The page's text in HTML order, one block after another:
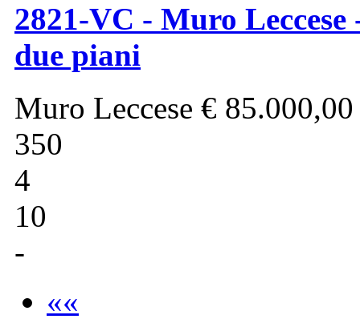
2821-VC - Muro
due piani
Muro Leccese € 85.000,00
350
4
10
-
««